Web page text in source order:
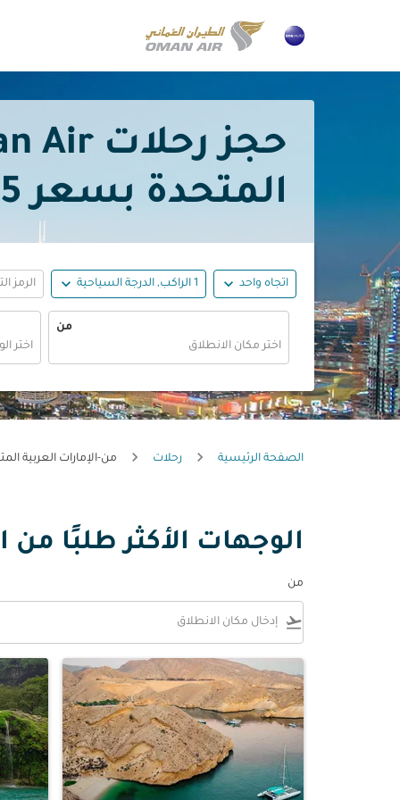
المتحدة بسعر
اتجاه واحد expand_more 1 الراكب, الدرجة السياحية expand_more الرمز
من
الصفحة الرئيسية رحلات من-الإمارات العربية
الوجهات الأكثر طلبًا من
من
flight_takeoff